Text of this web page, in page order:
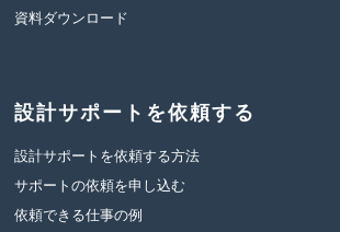
資料ダウンロード
設計サポートを依頼する
設計サポートを依頼する方法
サポートの依頼を申し込む
依頼できる仕事の例